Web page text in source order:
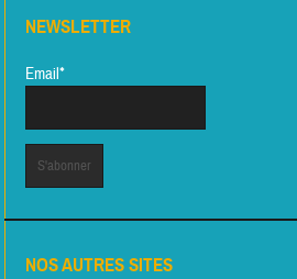
NEWSLETTER
Email*
NOS AUTRES SITES